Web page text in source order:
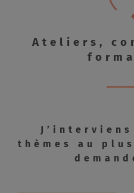
Ateliers,
thèmes au